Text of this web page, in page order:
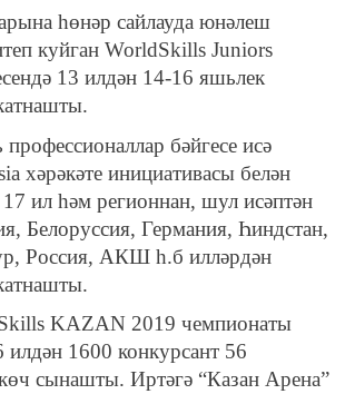
һөнәр сайлауда юнәлеш
куйган WorldSkills Juniors
13 илдән 14-16 яшьлек
бәйгесе исә
хәрәкәте инициативасы белән
17 ил һәм регионнан, шул исәптән
Белоруссия, Германия, Һиндстан,
Россия, АКШ һ.б илләрдән
KAZAN 2019 чемпионаты
илдән 1600 конкурсант 56
сынашты. Иртәгә “Казан Арена”